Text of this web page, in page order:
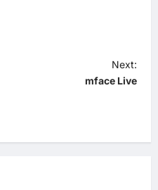
Next:
mface Live